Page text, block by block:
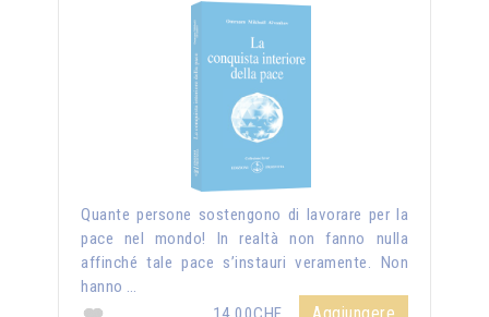
Quante persone sostengono di lavorare per la
pace nel mondo! In realtà non fanno nulla
affinché tale pace s’instauri veramente. Non
hanno …